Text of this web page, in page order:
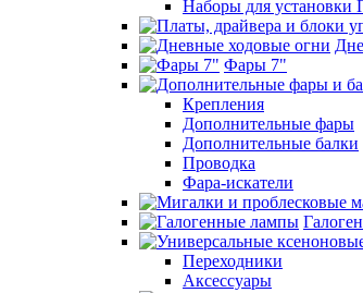
Наборы для
Фары 7"
Крепления
Дополнительные фары
Дополнительные балки
Проводка
Фара-искатели
Переходники
Аксессуары